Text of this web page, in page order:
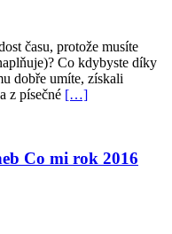
času, protože musíte
Co kdybyste díky
dobře umíte, získali
z písečné […]
Co mi rok 2016